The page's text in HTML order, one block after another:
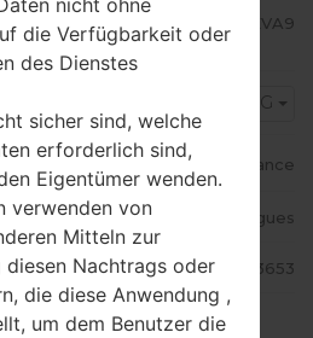
N986BXXU3EVA9
BOG
France
Bouygues
nicht ohne
die Verfügbarkeit oder
des Dienstes
sicher sind, welche
erforderlich sind,
Eigentümer wenden.
verwenden von
Mitteln zur
Nachtrags oder
die diese Anwendung ,
um dem Benutzer die